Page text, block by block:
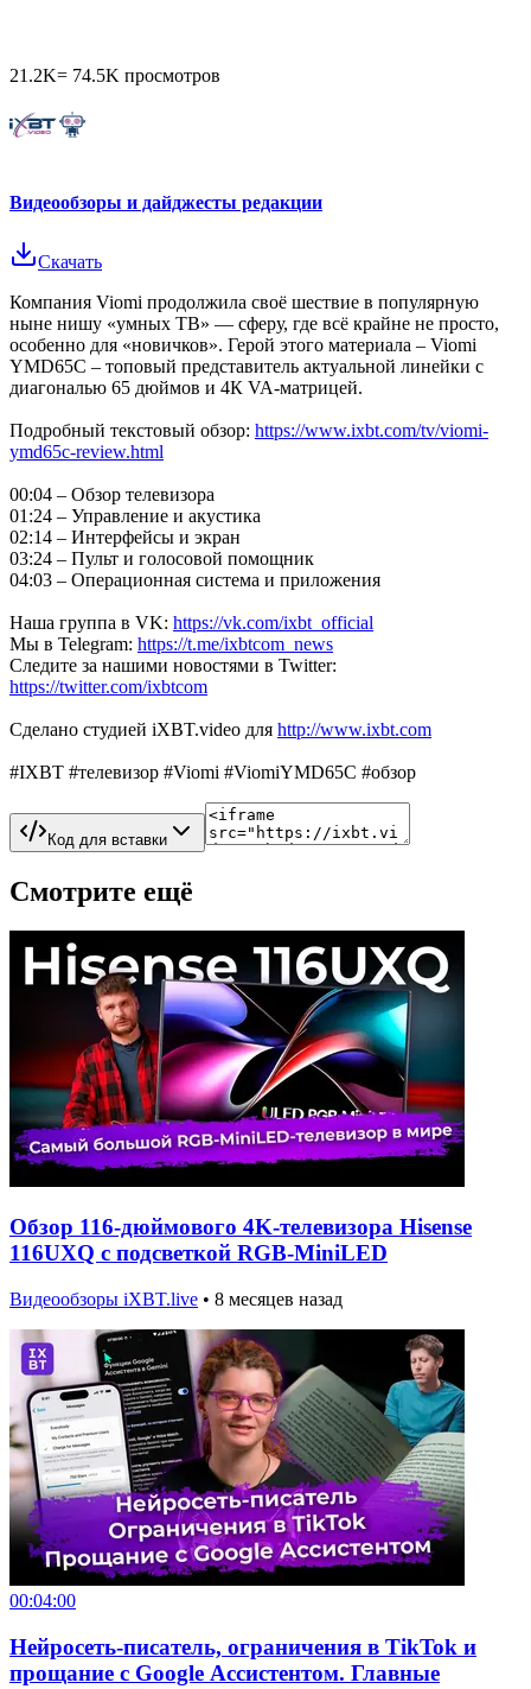
21.2K= 74.5K просмотров
Видеообзоры и дайджесты редакции
Скачать
Компания Viomi продолжила своё шествие в популярную
ныне нишу «умных ТВ» — сферу, где всё крайне не просто,
особенно для «новичков». Герой этого материала – Viomi
YMD65C – топовый представитель актуальной линейки с
диагональю 65 дюймов и 4К VA-матрицей.
Подробный текстовый обзор: https://www.ixbt.com/tv/viomi-
ymd65c-review.html
00:04 – Обзор телевизора
01:24 – Управление и акустика
02:14 – Интерфейсы и экран
03:24 – Пульт и голосовой помощник
04:03 – Операционная система и приложения
Наша группа в VK: https://vk.com/ixbt_official
Мы в Telegram: https://t.me/ixbtcom_news
Следите за нашими новостями в Twitter:
https://twitter.com/ixbtcom
Сделано студией iXBT.video для http://www.ixbt.com
#IXBT #телевизор #Viomi #ViomiYMD65C #обзор
Код для вставки
Смотрите ещё
Обзор 116-дюймового 4K-телевизора Hisense
116UXQ с подсветкой RGB-MiniLED
Видеообзоры iXBT.live • 8 месяцев назад
00:04:00
Нейросеть-писатель, ограничения в TikTok и
прощание с Google Ассистентом. Главные